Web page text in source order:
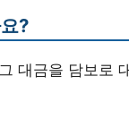
?
대금을 담보로